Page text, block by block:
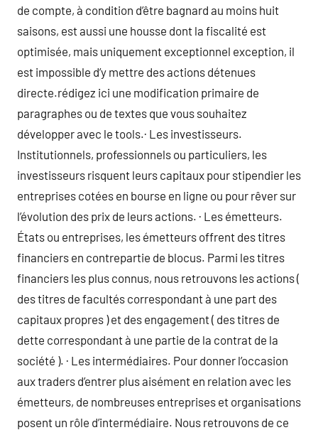
de compte, à condition d’être bagnard au moins huit
saisons, est aussi une housse dont la fiscalité est
optimisée, mais uniquement exceptionnel exception, il
est impossible d’y mettre des actions détenues
directe.rédigez ici une modification primaire de
paragraphes ou de textes que vous souhaitez
développer avec le tools.· Les investisseurs.
Institutionnels, professionnels ou particuliers, les
investisseurs risquent leurs capitaux pour stipendier les
entreprises cotées en bourse en ligne ou pour rêver sur
l’évolution des prix de leurs actions. · Les émetteurs.
États ou entreprises, les émetteurs offrent des titres
financiers en contrepartie de blocus. Parmi les titres
financiers les plus connus, nous retrouvons les actions (
des titres de facultés correspondant à une part des
capitaux propres ) et des engagement ( des titres de
dette correspondant à une partie de la contrat de la
société ). · Les intermédiaires. Pour donner l’occasion
aux traders d’entrer plus aisément en relation avec les
émetteurs, de nombreuses entreprises et organisations
posent un rôle d’intermédiaire. Nous retrouvons de ce